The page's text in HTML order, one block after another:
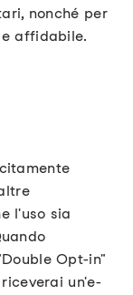
nonché per
affidabile.
l'uso sia
Opt-in"
un'e-